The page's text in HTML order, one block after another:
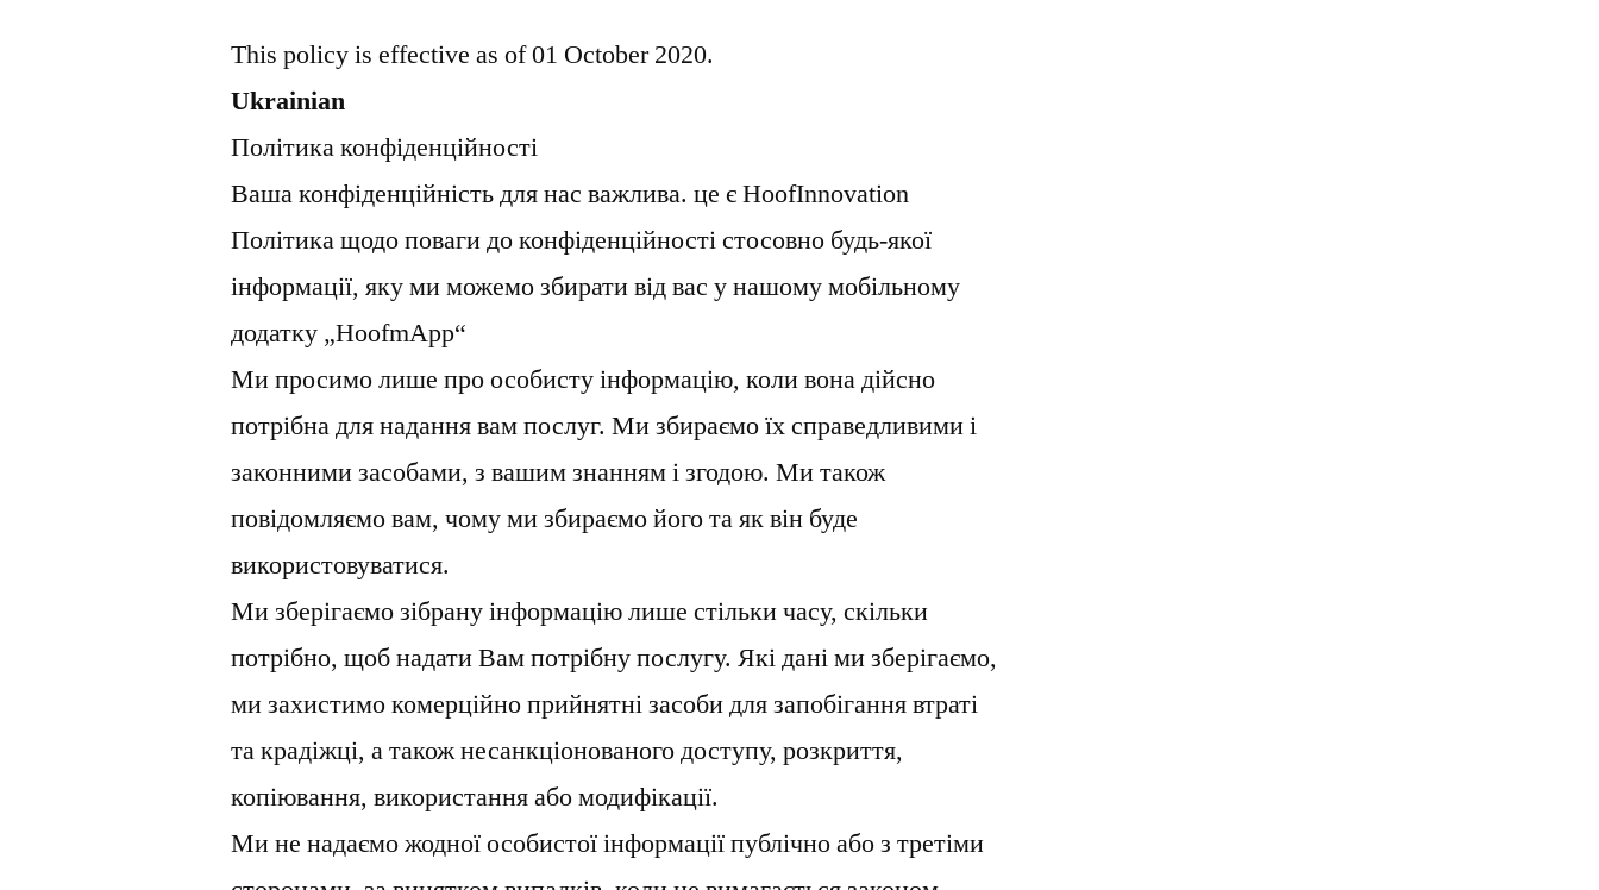
This policy is effective as of 01 October 2020.
Ukrainian
Політика конфіденційності
Ваша конфіденційність для нас важлива. це є HoofInnovation
Політика щодо поваги до конфіденційності стосовно будь-якої
інформації, яку ми можемо збирати від вас у нашому мобільному
додатку „HoofmApp“
Ми просимо лише про особисту інформацію, коли вона дійсно
потрібна для надання вам послуг. Ми збираємо їх справедливими і
законними засобами, з вашим знанням і згодою. Ми також
повідомляємо вам, чому ми збираємо його та як він буде
використовуватися.
Ми зберігаємо зібрану інформацію лише стільки часу, скільки
потрібно, щоб надати Вам потрібну послугу. Які дані ми зберігаємо,
ми захистимо комерційно прийнятні засоби для запобігання втраті
та крадіжці, а також несанкціонованого доступу, розкриття,
копіювання, використання або модифікації.
Ми не надаємо жодної особистої інформації публічно або з третіми